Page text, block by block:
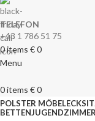
TELEFON
+43 1 786 51 75
0items €0
Menu
0items €0
POLSTER MÖBEL
BETTENJUGENDZIMMER